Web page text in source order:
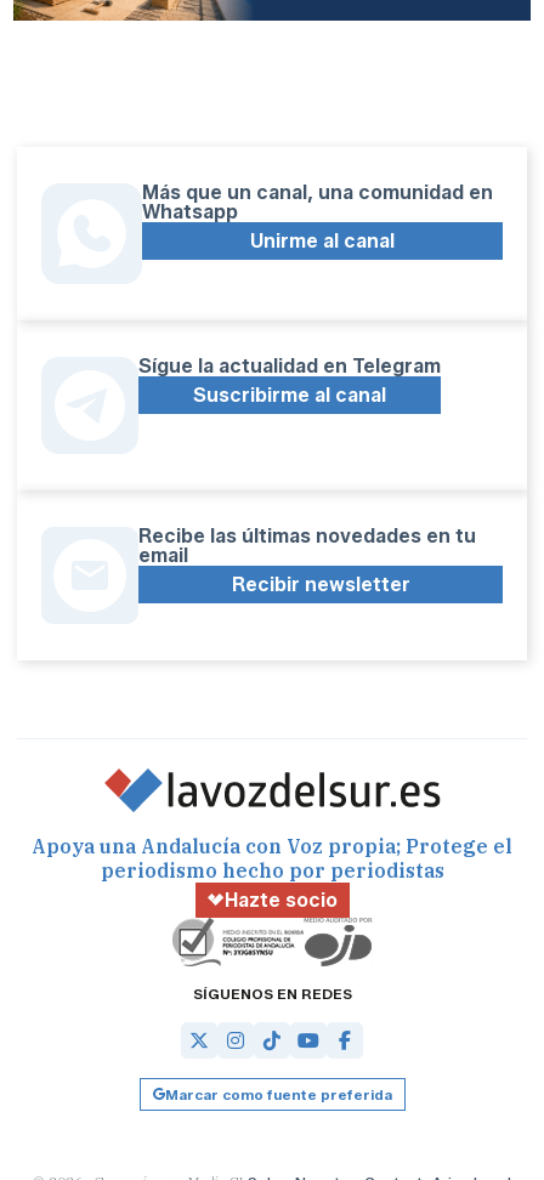
Más que un canal, una comunidad en
Whatsapp
Unirme al canal
Sígue la actualidad en Telegram
Suscribirme al canal
Recibe las últimas novedades en tu
email
Recibir newsletter
Apoya una Andalucía con Voz propia; Protege el
periodismo hecho por periodistas
Hazte socio
SÍGUENOS EN REDES
Marcar como fuente preferida